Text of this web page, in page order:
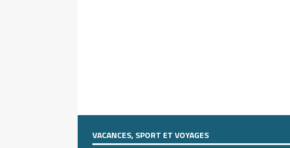
VACANCES, SPORT ET VOYAGES